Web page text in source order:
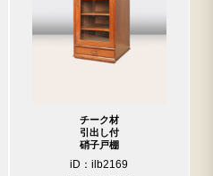
チーク材
引出し付
硝子戸棚
iD：ilb2169